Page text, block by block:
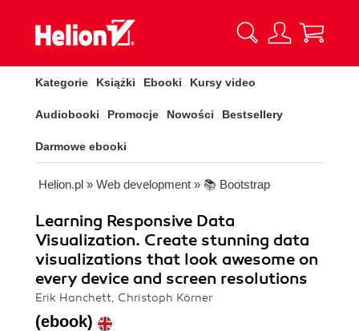
Kategorie Książki Ebooki Kursy video
Audiobooki Promocje Nowości Bestsellery
Darmowe ebooki
Helion.pl » Web development » 📚 Bootstrap
Learning Responsive Data
Visualization. Create stunning data
visualizations that look awesome on
every device and screen resolutions
Erik Hanchett, Christoph Körner
(ebook)